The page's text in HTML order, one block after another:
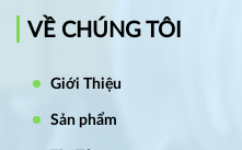
VỀ CHÚNG TÔI
Giới Thiệu
Sản phẩm